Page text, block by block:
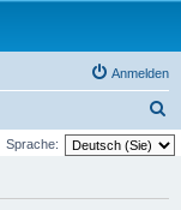
Anmelden
u
Sprache: